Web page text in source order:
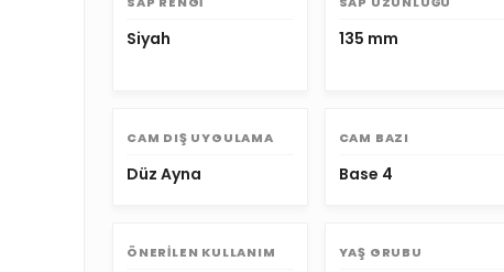
Siyah 135 mm
CAM DIŞ UYGULAMA
Düz Ayna
CAM BAZI
Base 4
ÖNERILEN KULLANIM YAŞ GRUBU